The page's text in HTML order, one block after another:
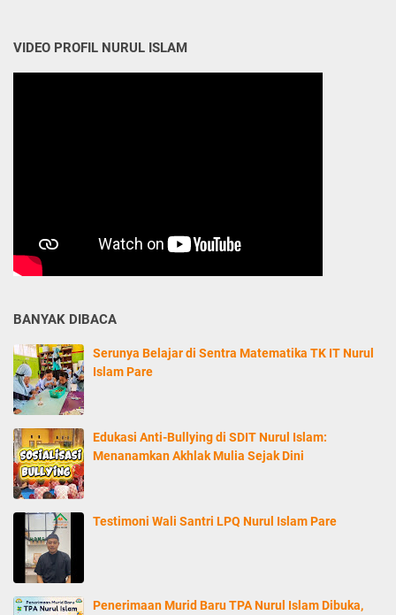
VIDEO PROFIL NURUL ISLAM
BANYAK DIBACA
Serunya Belajar di Sentra Matematika TK IT Nurul
Islam Pare
Edukasi Anti-Bullying di SDIT Nurul Islam:
Menanamkan Akhlak Mulia Sejak Dini
Testimoni Wali Santri LPQ Nurul Islam Pare
Penerimaan Murid Baru TPA Nurul Islam Dibuka,